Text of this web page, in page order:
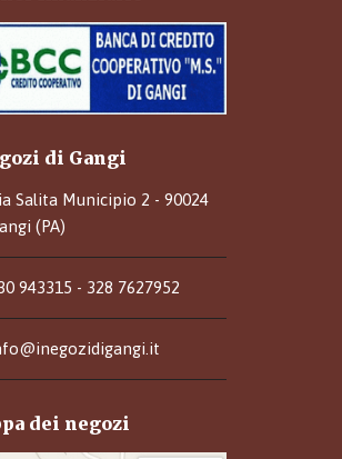
di Gangi
Salita Municipio 2 - 90024
(PA)
943315 - 328 7627952
dei negozi